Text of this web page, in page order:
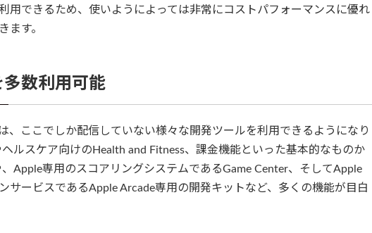
用できるため、使いようによっては非常にコストパフォーマンスに優れ
ます。
数利用可能
、ここでしか配信していない様々な開発ツールを利用できるようになり
ルスケア向けのHealth and Fitness、課金機能といった基本的なものか
Apple専用のスコアリングシステムであるGame Center、そしてApple
サービスであるApple Arcade専用の開発キットなど、多くの機能が目白